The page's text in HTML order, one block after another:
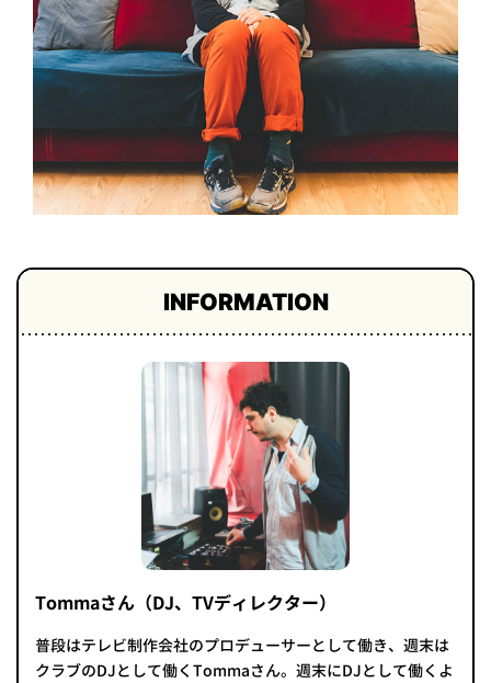
INFORMATION
Tommaさん（DJ、TVディレクター）
普段はテレビ制作会社のプロデューサーとして働き、週末は
クラブのDJとして働くTommaさん。週末にDJとして働くよ